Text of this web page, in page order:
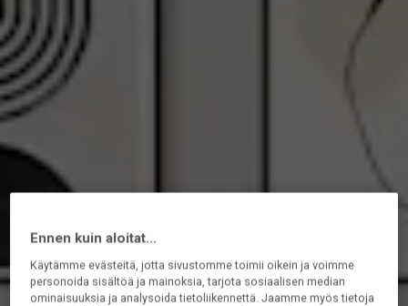
Ennen kuin aloitat...
Käytämme evästeitä, jotta sivustomme toimii oikein ja voimme
personoida sisältöä ja mainoksia, tarjota sosiaalisen median
ominaisuuksia ja analysoida tietoliikennettä. Jaamme myös tietoja